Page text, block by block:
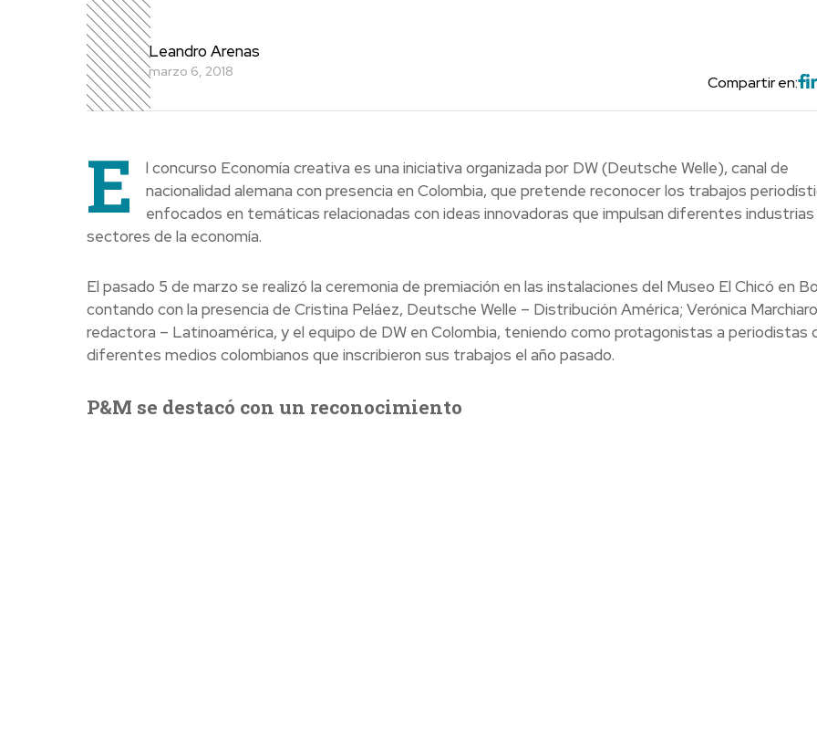
Leandro Arenas
marzo 6, 2018
Compartir en:
E
l concurso Economía creativa es una iniciativa organizada por DW (Deutsche Welle), canal de
nacionalidad alemana con presencia en Colombia, que pretende reconocer los trabajos
enfocados en temáticas relacionadas con ideas innovadoras que impulsan diferentes industrias
sectores de la economía.
El pasado 5 de marzo se realizó la ceremonia de premiación en las instalaciones del Museo El Chicó en
contando con la presencia de Cristina Peláez, Deutsche Welle – Distribución América; Verónica
redactora – Latinoamérica, y el equipo de DW en Colombia, teniendo como protagonistas a periodistas
diferentes medios colombianos que inscribieron sus trabajos el año pasado.
P&M se destacó con un reconocimiento